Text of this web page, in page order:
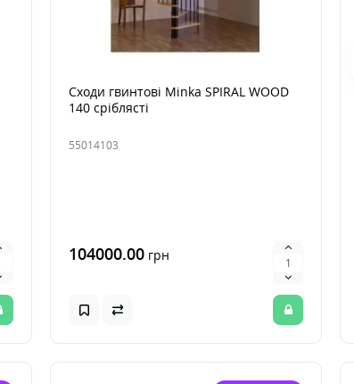
Сходи гвинтові Minka SPIRAL WOOD
140 сріблясті
55014103
104000.00 грн